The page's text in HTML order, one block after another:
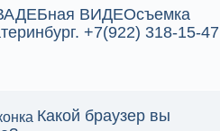
ВИДЕОсъемка
+7(922) 318-15-47
Какой браузер вы